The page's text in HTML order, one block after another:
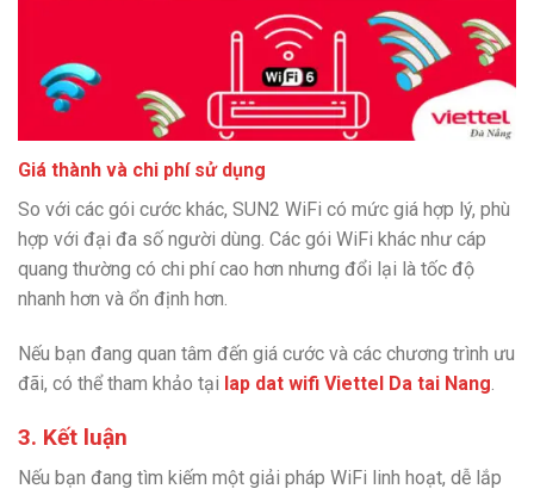
Giá thành và chi phí sử dụng
So với các gói cước khác, SUN2 WiFi có mức giá hợp lý, phù
hợp với đại đa số người dùng. Các gói WiFi khác như cáp
quang thường có chi phí cao hơn nhưng đổi lại là tốc độ
nhanh hơn và ổn định hơn.
Nếu bạn đang quan tâm đến giá cước và các chương trình ưu
đãi, có thể tham khảo tại lap dat wifi Viettel Da tai Nang
3. Kết luận
Nếu bạn đang tìm kiếm một giải pháp WiFi linh hoạt, dễ lắp